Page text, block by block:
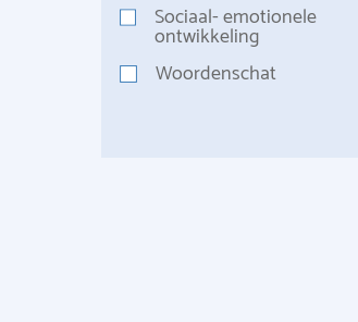
Sociaal- emotionele
ontwikkeling
Woordenschat